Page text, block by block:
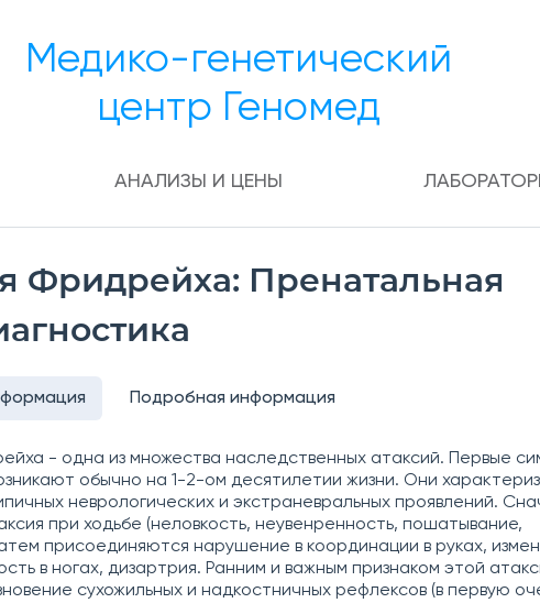
Медико-генетический
центр Геномед
АНАЛИЗЫ И ЦЕНЫ
Фридрейха: Пренатальная
Подробная информация
- одна из множества наследственных атаксий. Первые
обычно на 1-2-ом десятилетии жизни. Они
неврологических и экстраневральных проявлений.
при ходьбе (неловкость, неувенренность, пошатывание,
присоединяются нарушение в координации в руках,
в ногах, дизартрия. Ранним и важным признаком этой
сухожильных и надкостничных рефлексов (в первую